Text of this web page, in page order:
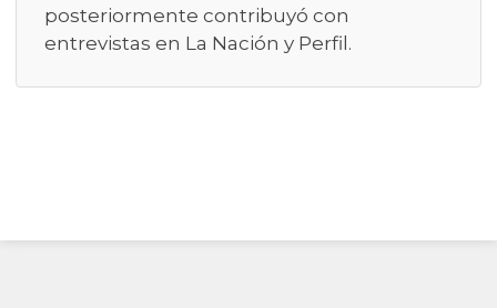
posteriormente contribuyó con
entrevistas en La Nación y Perfil.